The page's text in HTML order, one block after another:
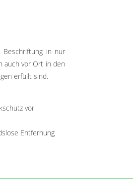
Beschriftung in nur
auch vor Ort in den
erfüllt sind.
vor
Entfernung